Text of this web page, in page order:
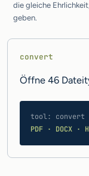
die gleiche
geben.
convert
Öffne 46
tool: convert
PDF · DOCX ·